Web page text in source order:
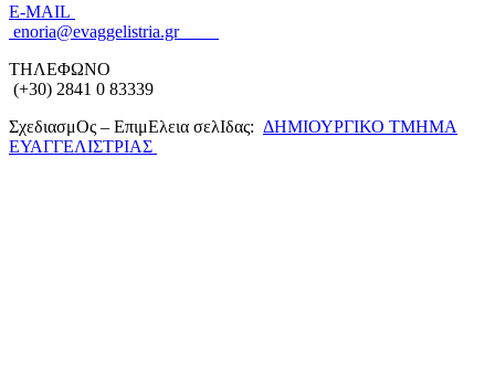
Ε-MAIL
enoria@evaggelistria.gr
ΤΗΛΕΦΩΝΟ
(+30) 2841 0 83339
ΣχεδιασμΟς – ΕπιμΕλεια σελΙδας: ΔΗΜΙΟΥΡΓΙΚΟ ΤΜΗΜΑ
ΕΥΑΓΓΕΛΙΣΤΡΙΑΣ